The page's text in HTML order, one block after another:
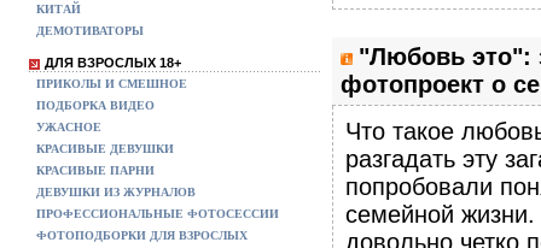
КИТАЙ
ДЕМОТИВАТОРЫ
ДЛЯ ВЗРОСЛЫХ 18+
ПРИКОЛЫ И СМЕШНОЕ
ПОДБОРКА ВИДЕО
УЖАСНОЕ
КРАСИВЫЕ ДЕВУШКИ
КРАСИВЫЕ ПАРНИ
ДЕВУШКИ ИЗ ЖУРНАЛОВ
ПРОФЕССИОНАЛЬНЫЕ ФОТОСЕССИИ
ФОТОПОДБОРКИ ДЛЯ ВЗРОСЛЫХ
"Любовь это":
фотопроект о
Что такое
разгадать эту
попробовали
семейной
довольно четко